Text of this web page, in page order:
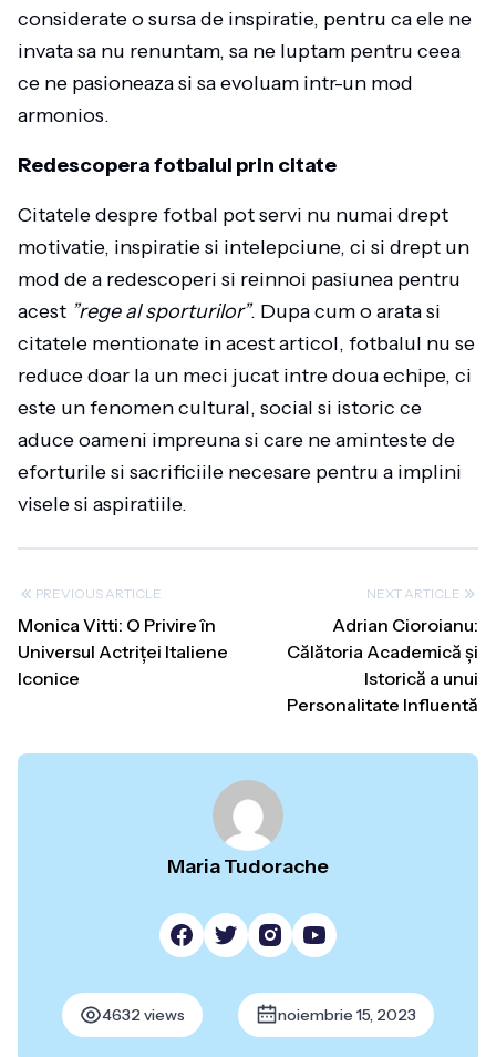
considerate o sursa de inspiratie, pentru ca ele ne
invata sa nu renuntam, sa ne luptam pentru ceea
ce ne pasioneaza si sa evoluam intr-un mod
armonios.
Redescopera fotbalul prin citate
Citatele despre fotbal pot servi nu numai drept
motivatie, inspiratie si intelepciune, ci si drept un
mod de a redescoperi si reinnoi pasiunea pentru
acest ”rege al sporturilor”. Dupa cum o arata si
citatele mentionate in acest articol, fotbalul nu se
reduce doar la un meci jucat intre doua echipe, ci
este un fenomen cultural, social si istoric ce
aduce oameni impreuna si care ne aminteste de
eforturile si sacrificiile necesare pentru a implini
visele si aspiratiile.
PREVIOUS ARTICLE
Monica Vitti: O Privire în
Universul Actriței Italiene
Iconice
NEXT ARTICLE
Adrian Cioroianu:
Călătoria Academică și
Istorică a unui
Personalitate Influentă
Maria Tudorache
4632 views noiembrie 15, 2023